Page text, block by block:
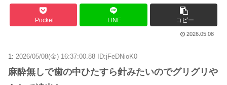
Pocket LINE コピー
2026.05.08
1: 2026/05/08(金) 16:37:00.88 ID:jFeDNioK0
麻酔無しで歯の中ひたすら針みたいのでグリグリや